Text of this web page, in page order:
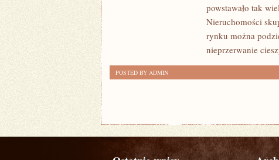
powstawało tak
Nieruchomości
rynku można
nieprzerwanie
POSTED BY ADMIN